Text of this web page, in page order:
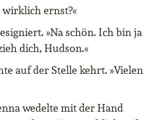
wirklich ernst?«
»Na schön. Ich bin ja
dich, Hudson.«
auf der Stelle kehrt. »Vielen
wedelte mit der Hand